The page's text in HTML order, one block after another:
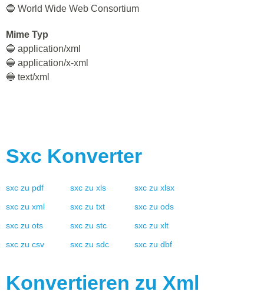
🔵 World Wide Web Consortium
Mime Typ
🔵 application/xml
🔵 application/x-xml
🔵 text/xml
Sxc Konverter
sxc zu pdf sxc zu xls sxc zu xlsx
sxc zu xml sxc zu txt sxc zu ods
sxc zu ots sxc zu stc sxc zu xlt
sxc zu csv sxc zu sdc sxc zu dbf
Konvertieren zu Xml